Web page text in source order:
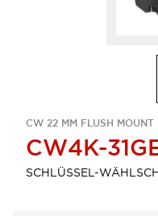
CW 22 MM FLUSH MOUNT
CW4K-
SCHLÜSSEL-